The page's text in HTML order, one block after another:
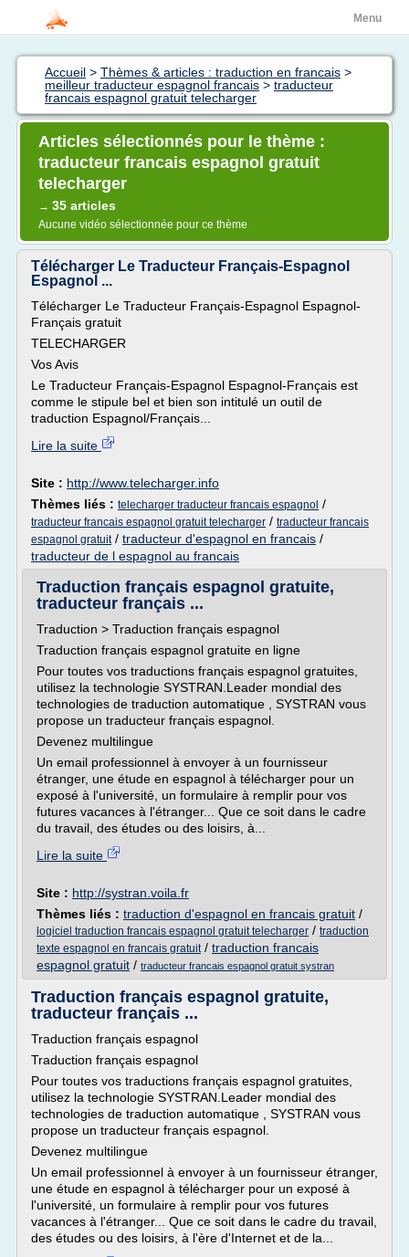
Menu
Accueil > Thèmes & articles : traduction en francais >
meilleur traducteur espagnol francais > traducteur
francais espagnol gratuit telecharger
Articles sélectionnés pour le thème :
traducteur francais espagnol gratuit
telecharger
→ 35 articles
Aucune vidéo sélectionnée pour ce thème
Télécharger Le Traducteur Français-Espagnol
Espagnol ...
Télécharger Le Traducteur Français-Espagnol Espagnol-
Français gratuit
TELECHARGER
Vos Avis
Le Traducteur Français-Espagnol Espagnol-Français est
comme le stipule bel et bien son intitulé un outil de
traduction Espagnol/Français...
Lire la suite
Site : http://www.telecharger.info
Thèmes liés : telecharger traducteur francais espagnol /
traducteur francais espagnol gratuit telecharger / traducteur francais
espagnol gratuit/ traducteur d'espagnol en francais /
traducteur de l espagnol au francais
Traduction français espagnol gratuite,
traducteur français ...
Traduction > Traduction français espagnol
Traduction français espagnol gratuite en ligne
Pour toutes vos traductions français espagnol gratuites,
utilisez la technologie SYSTRAN.Leader mondial des
technologies de traduction automatique , SYSTRAN vous
propose un traducteur français espagnol.
Devenez multilingue
Un email professionnel à envoyer à un fournisseur
étranger, une étude en espagnol à télécharger pour un
exposé à l'université, un formulaire à remplir pour vos
futures vacances à l'étranger... Que ce soit dans le cadre
du travail, des études ou des loisirs, à...
Lire la suite
Site : http://systran.voila.fr
Thèmes liés : traduction d'espagnol en francais gratuit /
logiciel traduction francais espagnol gratuit telecharger / traduction
texte espagnol en francais gratuit/ traduction francais
espagnol gratuit / traducteur francais espagnol gratuit systran
Traduction français espagnol gratuite,
traducteur français ...
Traduction français espagnol
Traduction français espagnol
Pour toutes vos traductions français espagnol gratuites,
utilisez la technologie SYSTRAN.Leader mondial des
technologies de traduction automatique , SYSTRAN vous
propose un traducteur français espagnol.
Devenez multilingue
Un email professionnel à envoyer à un fournisseur étranger,
une étude en espagnol à télécharger pour un exposé à
l'université, un formulaire à remplir pour vos futures
vacances à l'étranger... Que ce soit dans le cadre du travail,
des études ou des loisirs, à l'ère d'Internet et de la...